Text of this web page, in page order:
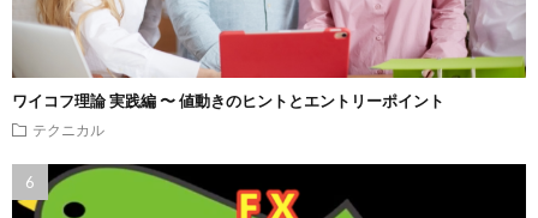
ワイコフ理論 実践編 〜 値動きのヒントとエントリーポイント
テクニカル